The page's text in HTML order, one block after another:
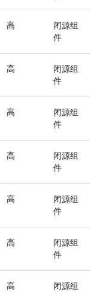
高
闭源组
件
高
闭源组
件
高
闭源组
件
高
闭源组
件
高
闭源组
件
高
闭源组
件
高 闭源组